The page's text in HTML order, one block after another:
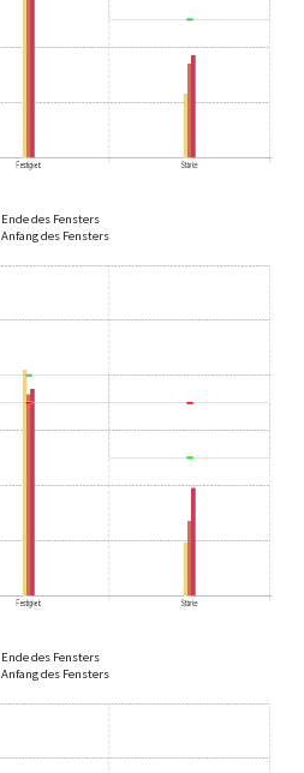
Ende des Fensters
Anfang des Fensters
Ende des Fensters
Anfang des Fensters